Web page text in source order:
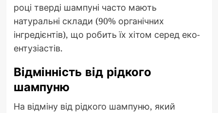
році тверді шампуні часто мають
натуральні склади (90% органічних
інгредієнтів), що робить їх хітом серед еко-
ентузіастів.
Відмінність від рідкого
шампуню
На відміну від рідкого шампуню, який